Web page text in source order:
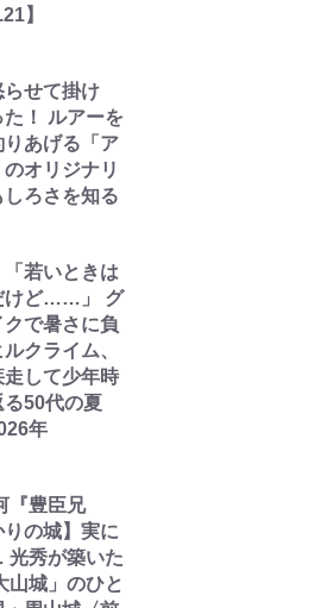
】
らせて掛け
！ ルアーを
あげる「ア
オリジナリ
ろさを知る
「若いときは
けど……」 グ
で暑さに負
クライム、
して少年時
る50代の夏
年
『豊臣兄
りの城】実に
光秀が築いた
山城」のひと